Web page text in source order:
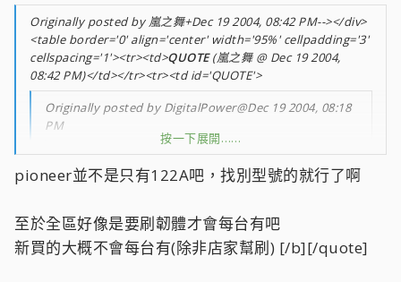
Originally posted by 嵐之舞+Dec 19 2004, 08:42 PM--></div>
<table border='0' align='center' width='95%' cellpadding='3'
cellspacing='1'><tr><td>QUOTE(嵐之舞 @ Dec 19 2004,
08:42 PM)</td></tr><tr><td id='QUOTE'>
Originally posted by DigitalPower@Dec 19 2004, 08:18
PM
Originally posted by 嵐之舞@Dec 19 2004, 08:00
PM
benq的好像沒有特別差
既然不知要買哪牌的話，就買lite-on的吧
按一下展開……
按一下展開……
:??: :wacko: :blink: 該死，小弟竟然沒發現
按一下展開……
pioneer並不是只有122A吧，找別型號的就行了啊
至於全區好像是要刷韌體才會每台有吧
新買的大概不會每台有(除非店家幫刷) [/b][/quote]